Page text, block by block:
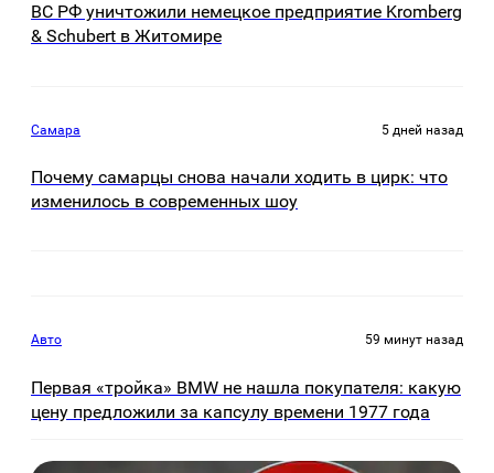
ВС РФ уничтожили немецкое предприятие Kromberg
& Schubert в Житомире
Самара 5 дней назад
Почему самарцы снова начали ходить в цирк: что
изменилось в современных шоу
Авто 59 минут назад
Первая «тройка» BMW не нашла покупателя: какую
цену предложили за капсулу времени 1977 года